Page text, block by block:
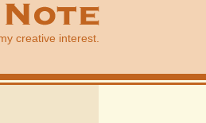
creative interest.